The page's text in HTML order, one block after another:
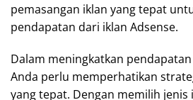
pemasangan iklan yang tepat
pendapatan dari iklan Adsense.
Dalam meningkatkan
Anda perlu memperhatikan
yang tepat. Dengan memilih jenis